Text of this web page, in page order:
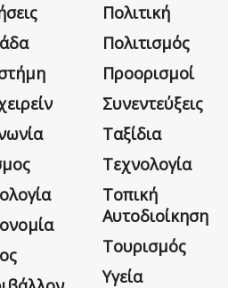
Πολιτική
Πολιτισμός
Προορισμοί
Συνεντεύξεις
Ταξίδια
Τεχνολογία
Τοπική
Αυτοδιοίκηση
Τουρισμός
Υγεία